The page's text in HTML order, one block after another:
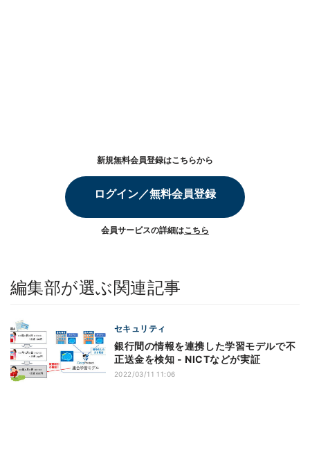
新規無料会員登録はこちらから
ログイン／無料会員登録
会員サービスの詳細はこちら
編集部が選ぶ関連記事
セキュリティ
銀行間の情報を連携した学習モデルで不
正送金を検知 - NICTなどが実証
2022/03/11 11:06